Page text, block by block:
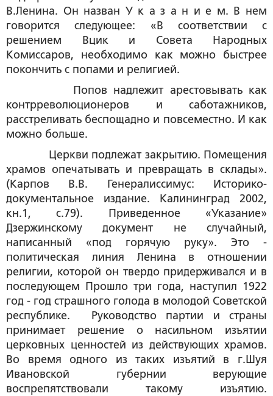
В.Ленина. Он назван У к а з а н и е м. В нем
говорится следующее: «В соответствии с
решением Вцик и Совета Народных
Комиссаров, необходимо как можно быстрее
покончить с попами и религией.
Попов надлежит арестовывать как
контрреволюционеров и саботажников,
расстреливать беспощадно и повсеместно. И как
можно больше.
Церкви подлежат закрытию. Помещения
храмов опечатывать и превращать в склады».
(Карпов В.В. Генералиссимус: Историко-
документальное издание. Калининград 2002,
кн.1, с.79). Приведенное «Указание»
Дзержинскому документ не случайный,
написанный «под горячую руку». Это -
политическая линия Ленина в отношении
религии, которой он твердо придерживался и в
последующем Прошло три года, наступил 1922
год - год страшного голода в молодой Советской
республике. Руководство партии и страны
принимает решение о насильном изъятии
церковных ценностей из действующих храмов.
Во время одного из таких изъятий в г.Шуя
Ивановской губернии верующие
воспрепятствовали такому изъятию.